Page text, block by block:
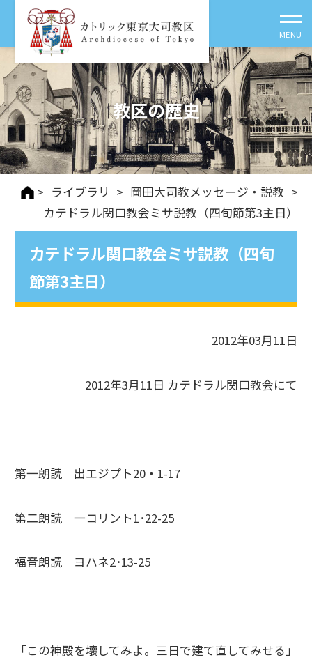
教区の歴史
> ライブラリ > 岡田大司教メッセージ・説教 >
カテドラル関口教会ミサ説教（四旬節第3主日）
カテドラル関口教会ミサ説教（四旬
節第3主日）
2012年03月11日
2012年3月11日 カテドラル関口教会にて
第一朗読 出エジプト20・1-17
第二朗読 一コリント1･22-25
福音朗読 ヨハネ2･13-25
「この神殿を壊してみよ。三日で建て直してみせる」